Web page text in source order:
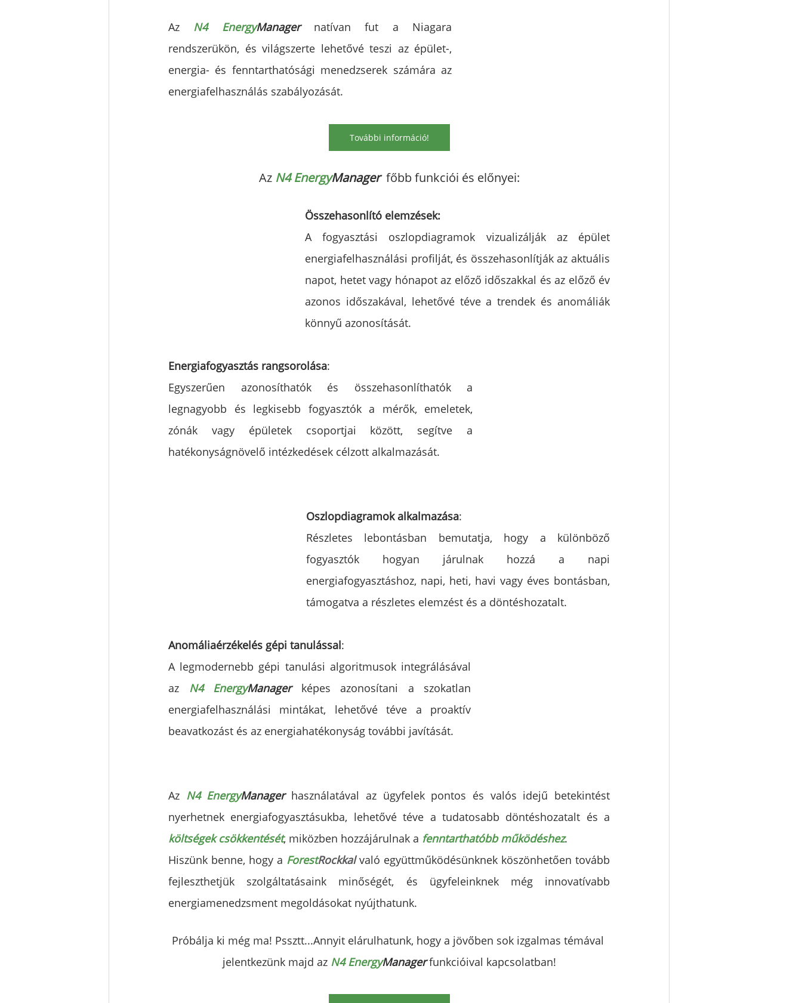
Az N4 EnergyManager natívan fut a Niagara
rendszerükön, és világszerte lehetővé teszi az épület-,
energia- és fenntarthatósági menedzserek számára az
energiafelhasználás szabályozását.
További információ!
Az N4 EnergyManager főbb funkciói és előnyei:
Összehasonlító elemzések:
A fogyasztási oszlopdiagramok vizualizálják az épület
energiafelhasználási profilját, és összehasonlítják az aktuális
napot, hetet vagy hónapot az előző időszakkal és az előző év
azonos időszakával, lehetővé téve a trendek és anomáliák
könnyű azonosítását.
Energiafogyasztás rangsorolása:
Egyszerűen azonosíthatók és összehasonlíthatók a
legnagyobb és legkisebb fogyasztók a mérők, emeletek,
zónák vagy épületek csoportjai között, segítve a
hatékonyságnövelő intézkedések célzott alkalmazását.
Oszlopdiagramok alkalmazása:
Részletes lebontásban bemutatja, hogy a különböző
fogyasztók hogyan járulnak hozzá a napi
energiafogyasztáshoz, napi, heti, havi vagy éves bontásban,
támogatva a részletes elemzést és a döntéshozatalt.
Anomáliaérzékelés gépi tanulással:
A legmodernebb gépi tanulási algoritmusok integrálásával
az N4 EnergyManager képes azonosítani a szokatlan
energiafelhasználási mintákat, lehetővé téve a proaktív
beavatkozást és az energiahatékonyság további javítását.
Az N4 EnergyManager használatával az ügyfelek pontos és valós idejű betekintést
költségek csökkentését, miközben hozzájárulnak a fenntarthatóbb működéshez.
Hiszünk benne, hogy a ForestRockkal való együttműködésünknek köszönhetően tovább
fejleszthetjük szolgáltatásaink minőségét, és ügyfeleinknek még innovatívabb
energiamenedzsment megoldásokat nyújthatunk.
Próbálja ki még ma! Pssztt...Annyit elárulhatunk, hogy a jövőben sok izgalmas témával
jelentkezünk majd az N4 EnergyManager funkcióival kapcsolatban!